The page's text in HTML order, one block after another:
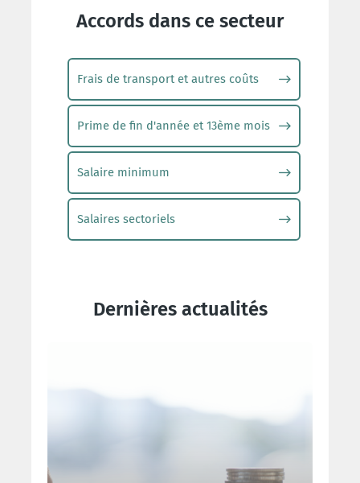
Accords dans ce secteur
Frais de transport et autres coûts
Prime de fin d'année et 13ème mois
Salaire minimum
Salaires sectoriels
Dernières actualités